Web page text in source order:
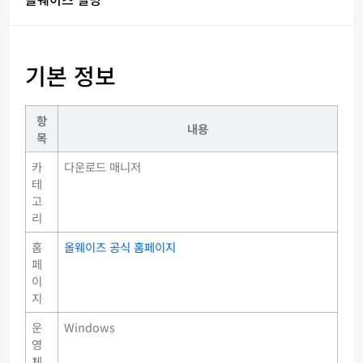
기본 정보
항
목
내용
카
테
고
리
다운로드 매니저
홈
페
이
지
올웨이즈 공식 홈페이지
운
영
Windows